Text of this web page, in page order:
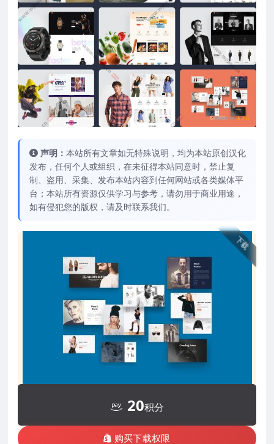
声明： 本站所有文章如无特殊说明，均为本站原创汉化
发布，任何个人或组织，在未征得本站同意时，禁止复
制、盗用、采集、发布本站内容到任何网站或各类媒体平
台；本站所有资源仅供学习与参考，请勿用于商业用途，
如有侵犯您的版权，请及时联系我们。
下载
20积分
购买下载权限